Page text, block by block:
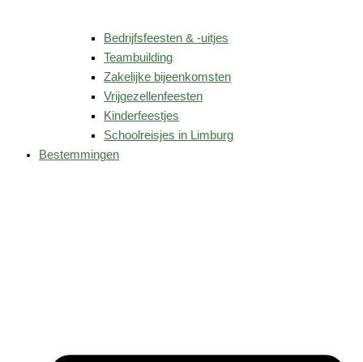
Bedrijfsfeesten & -uitjes
Teambuilding
Zakelijke bijeenkomsten
Vrijgezellenfeesten
Kinderfeestjes
Schoolreisjes in Limburg
Bestemmingen